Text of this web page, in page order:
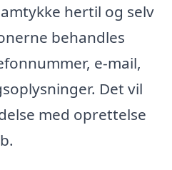
hertil og selv
behandles
e-mail,
Det vil
med oprettelse